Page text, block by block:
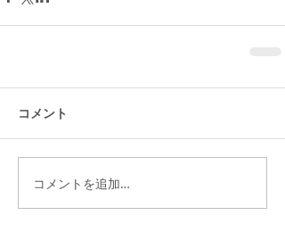
コメント
コメントを追加…